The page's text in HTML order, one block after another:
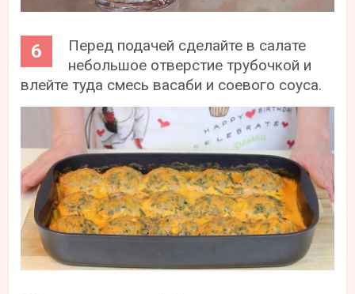
Перед подачей сделайте в салате
небольшое отверстие трубочкой и
влейте туда смесь васаби и соевого соуса.